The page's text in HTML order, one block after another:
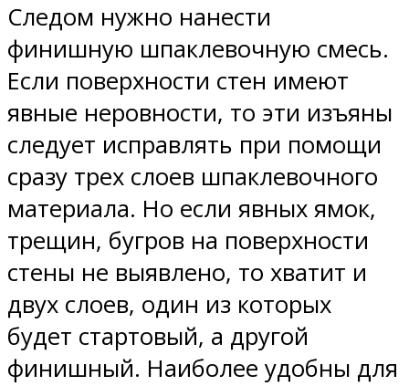
Следом нужно нанести
финишную шпаклевочную смесь.
Если поверхности стен имеют
явные неровности, то эти изъяны
следует исправлять при помощи
сразу трех слоев шпаклевочного
материала. Но если явных ямок,
трещин, бугров на поверхности
стены не выявлено, то хватит и
двух слоев, один из которых
будет стартовый, а другой
финишный. Наиболее удобны для